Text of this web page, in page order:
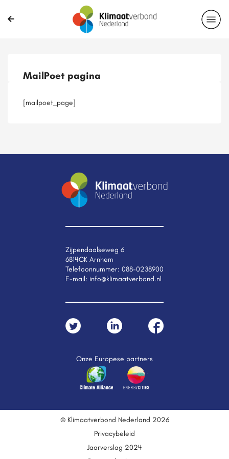
Casussen
MailPoet pagina
[mailpoet_page]
Zijpendaalseweg 6
6814CK Arnhem
Telefoonnummer: 088-0238900
E-mail: info@klimaatverbond.nl
Onze Europese partners
© Klimaatverbond Nederland 2026
Privacybeleid
Jaarverslag 2024